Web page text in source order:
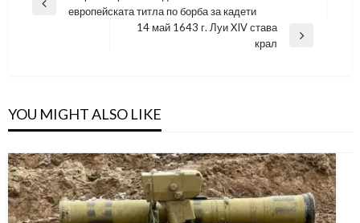
Previousевропейската титла по борба за кадети
14 май 1643 г. Луи XIV става
крал
YOU MIGHT ALSO LIKE